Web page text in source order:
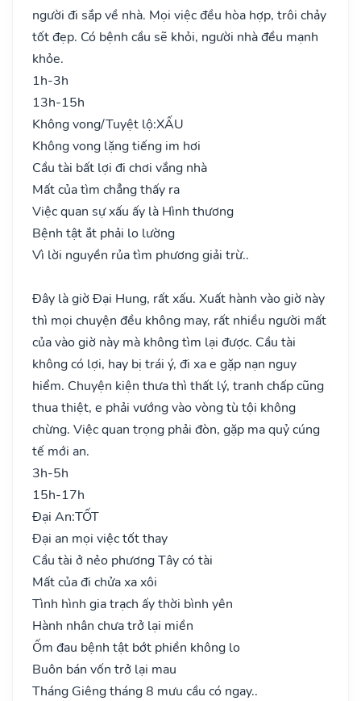
người đi sắp về nhà. Mọi việc đều hòa hợp, trôi chảy
tốt đẹp. Có bệnh cầu sẽ khỏi, người nhà đều mạnh
khỏe.
1h-3h
13h-15h
Không vong/Tuyệt lộ:XẤU
Không vong lặng tiếng im hơi
Cầu tài bất lợi đi chơi vắng nhà
Mất của tìm chẳng thấy ra
Việc quan sự xấu ấy là Hình thương
Bệnh tật ắt phải lo lường
Vì lời nguyền rủa tìm phương giải trừ..
Đây là giờ Đại Hung, rất xấu. Xuất hành vào giờ này
thì mọi chuyện đều không may, rất nhiều người mất
của vào giờ này mà không tìm lại được. Cầu tài
không có lợi, hay bị trái ý, đi xa e gặp nạn nguy
hiểm. Chuyện kiện thưa thì thất lý, tranh chấp cũng
thua thiệt, e phải vướng vào vòng tù tội không
chừng. Việc quan trọng phải đòn, gặp ma quỷ cúng
tế mới an.
3h-5h
15h-17h
Đại An:TỐT
Đại an mọi việc tốt thay
Cầu tài ở nẻo phương Tây có tài
Mất của đi chửa xa xôi
Tình hình gia trạch ấy thời bình yên
Hành nhân chưa trở lại miền
Ốm đau bệnh tật bớt phiền không lo
Buôn bán vốn trở lại mau
Tháng Giêng tháng 8 mưu cầu có ngay..